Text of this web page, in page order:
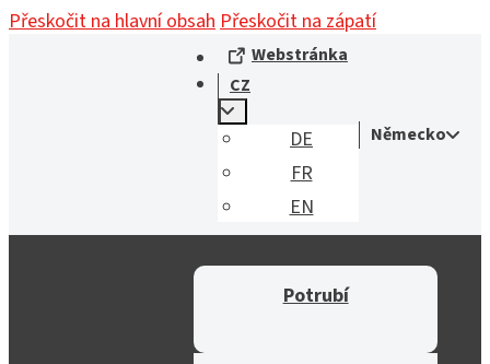
Přeskočit na hlavní obsahPřeskočit na zápatí
Webstránka
CZ
DE
FR
EN
Německo
Potrubí